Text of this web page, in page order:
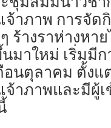
จ้าภาพ การจัด
ร้างราห่างหา
มาใหม่ เริ่มมี
นตุลาคม ตั้งแต่
จ้าภาพและมีผู้